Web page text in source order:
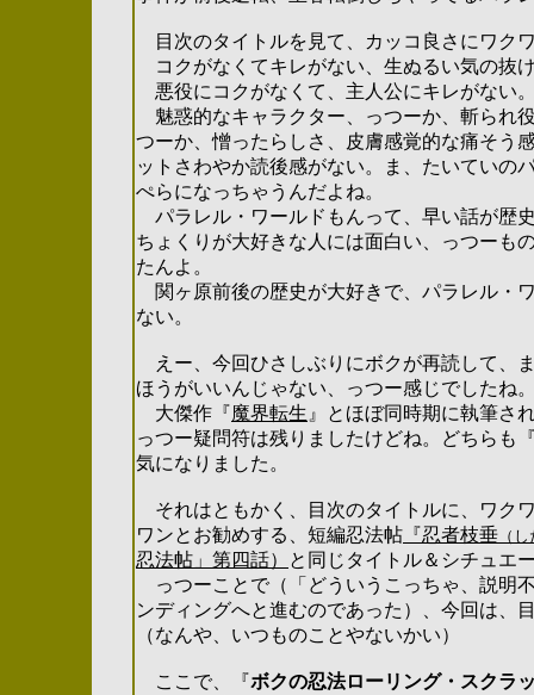
目次のタイトルを見て、カッコ良さにワク
コクがなくてキレがない、生ぬるい気の抜
悪役にコクがなくて、主人公にキレがない
魅惑的なキャラクター、っつーか、斬られ
つーか、憎ったらしさ、皮膚感覚的な痛そう
ットさわやか読後感がない。ま、 たいていの
ぺらになっちゃうんだよね。
パラレル・ワールドもんって、早い話が歴
ちょくりが大好きな人には面白い、っつーも
たんよ。
関ヶ原前後の歴史が大好きで、 パラレル・
ない。
えー、今回ひさしぶりにボクが再読して、
ほうがいいんじゃない、っつー感じでしたね
大傑作『魔界転生 』とほぼ同時期に執筆さ
っつー疑問符は残りましたけどね。どちらも
気になりました。
それはともかく、目次のタイトルに、ワク
ワンとお勧めする、短編忍法帖 『忍者枝垂 （
忍法帖」第四話）
と同じタイトル＆シチュエ
っつーことで（「どういうこっちゃ、説明
ンディングへと進むのであった）、今回は、
（なんや、いつものことやないかい）
ここで、 『ボクの忍法ローリング・スクラ